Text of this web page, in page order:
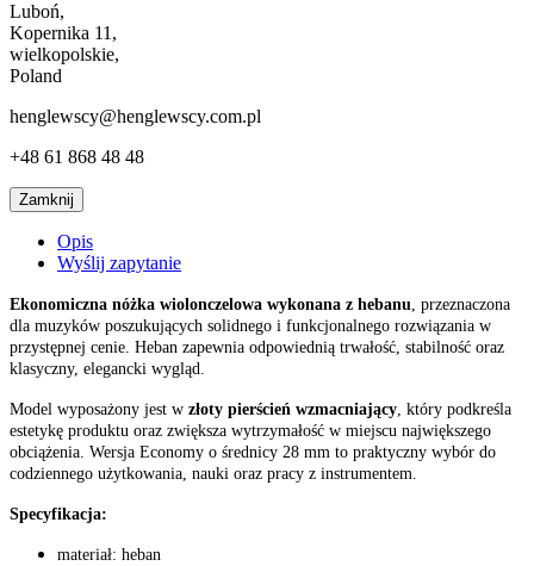
Luboń,
Kopernika 11,
wielkopolskie,
Poland
henglewscy@henglewscy.com.pl
+48 61 868 48 48
Zamknij
Opis
Wyślij zapytanie
Ekonomiczna nóżka wiolonczelowa wykonana z hebanu, przeznaczona
dla muzyków poszukujących solidnego i funkcjonalnego rozwiązania w
przystępnej cenie. Heban zapewnia odpowiednią trwałość, stabilność oraz
klasyczny, elegancki wygląd.
Model wyposażony jest w złoty pierścień wzmacniający, który podkreśla
estetykę produktu oraz zwiększa wytrzymałość w miejscu największego
obciążenia. Wersja Economy o średnicy 28 mm to praktyczny wybór do
codziennego użytkowania, nauki oraz pracy z instrumentem.
Specyfikacja:
materiał: heban